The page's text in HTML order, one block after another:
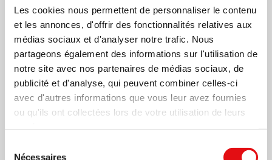
Les cookies nous permettent de personnaliser le contenu
et les annonces, d'offrir des fonctionnalités relatives aux
médias sociaux et d'analyser notre trafic. Nous
partageons également des informations sur l'utilisation de
notre site avec nos partenaires de médias sociaux, de
publicité et d'analyse, qui peuvent combiner celles-ci
avec d'autres informations que vous leur avez fournies
ou qu'ils ont collectées lors de votre utilisation de leurs
Nécessaires
8 DÉCEMBRE 2019
Etude de la Déclaration
Charismatique